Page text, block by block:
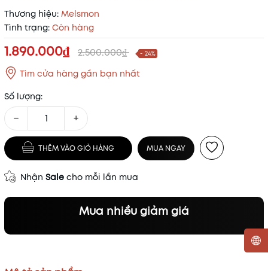
Thương hiệu: Melsmon
Tình trạng: Còn hàng
1.890.000₫ 2.500.000₫ - 24%
Tìm cửa hàng gần bạn nhất
Số lượng:
− +
THÊM VÀO GIỎ HÀNG MUA NGAY
Nhận Sale cho mỗi lần mua
Mua nhiều giảm giá
Mã khuyến mãi: